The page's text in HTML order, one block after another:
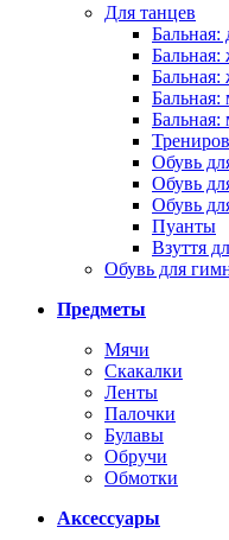
Для танцев
Бальная:
Бальная:
Бальная:
Бальная:
Бальная:
Обувь
Обувь
Обувь
Пуанты
Взуття
Обувь для
Предметы
Мячи
Скакалки
Ленты
Палочки
Булавы
Обручи
Обмотки
Аксессуары